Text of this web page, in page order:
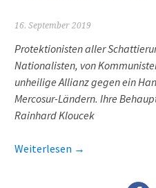
16. September 2019
Protektionisten aller
Nationalisten, von
unheilige Allianz gegen ein
Mercosur-Ländern. Ihre
Rainhard Kloucek
Weiterlesen →